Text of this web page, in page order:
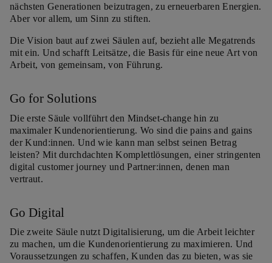
nächsten Generationen beizutragen, zu erneuerbaren Energien.
Aber vor allem, um Sinn zu stiften.
Die Vision baut auf zwei Säulen auf, bezieht alle Megatrends
mit ein. Und schafft Leitsätze, die Basis für eine neue Art von
Arbeit, von gemeinsam, von Führung.
Go for Solutions
Die erste Säule vollführt den Mindset-change hin zu
maximaler Kundenorientierung. Wo sind die pains and gains
der Kund:innen. Und wie kann man selbst seinen Betrag
leisten? Mit durchdachten Komplettlösungen, einer stringenten
digital customer journey und Partner:innen, denen man
vertraut.
Go Digital
Die zweite Säule nutzt Digitalisierung, um die Arbeit leichter
zu machen, um die Kundenorientierung zu maximieren. Und
Voraussetzungen zu schaffen, Kunden das zu bieten, was sie